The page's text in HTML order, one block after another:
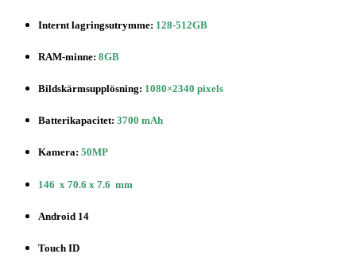
Internt lagringsutrymme: 128-512GB
RAM-minne: 8GB
Bildskärmsupplösning: 1080×2340 pixels
Batterikapacitet: 3700 mAh
Kamera: 50MP
146 x 70.6 x 7.6 mm
Android 14
Touch ID